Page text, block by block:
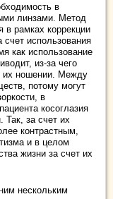
в
линзами. Метод
в рамках коррекции
использования
как использование
из-за чего
их ношении. Между
потому могут
в
косоглазия
Так, за счет их
контрастным,
и в целом
жизни за счет их
нескольким